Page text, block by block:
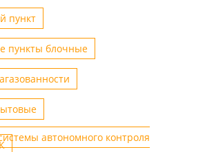
пункт
пункты блочные
автономного контроля